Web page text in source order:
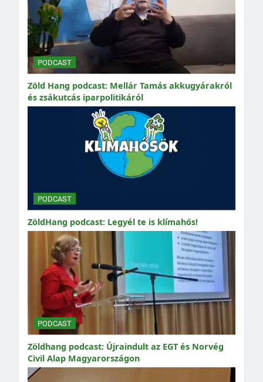
PODCAST
Zöld Hang podcast: Mellár Tamás akkugyárakról
és zsákutcás iparpolitikáról
PODCAST
ZöldHang podcast: Legyél te is klímahős!
PODCAST
Zöldhang podcast: Újraindult az EGT és Norvég
Civil Alap Magyarországon